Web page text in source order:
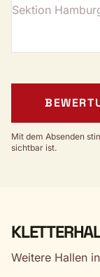
Mit dem Absenden
sichtbar ist.
Weitere Hallen